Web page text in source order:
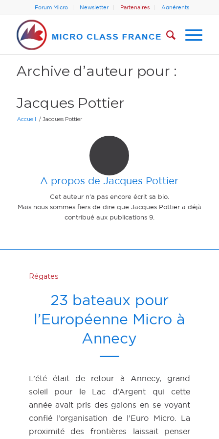
Forum Micro Newsletter Partenaires Adhérents
Archive d’auteur pour :
Jacques Pottier
Accueil / Jacques Pottier
A propos de Jacques Pottier
Cet auteur n’a pas encore écrit sa bio.
Mais nous sommes fiers de dire que Jacques Pottiera déjà
contribué aux publications 9.
Régates
23 bateaux pour
l’Européenne Micro à
Annecy
L’été était de retour à Annecy, grand
soleil pour le Lac d’Argent qui cette
année avait pris des galons en se voyant
confié l’organisation de l’Euro Micro. La
proximité des frontières laissait penser